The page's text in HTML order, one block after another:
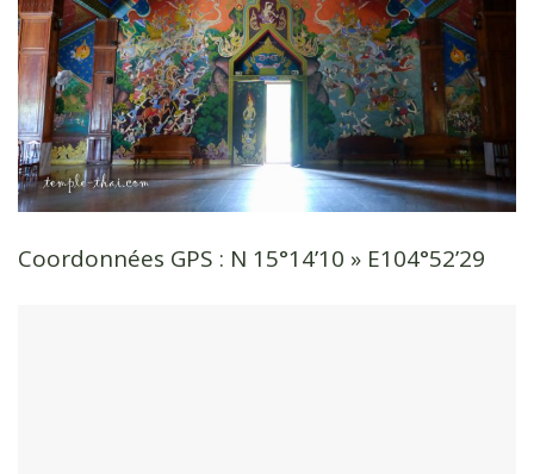
Coordonnées GPS : N 15°14’10 » E104°52’29